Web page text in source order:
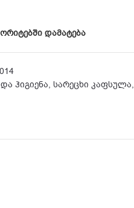
დამატება
ჰიგიენა, სარეცხი კაფსულა,